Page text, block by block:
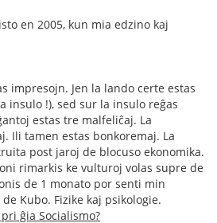
en 2005, kun mia edzino kaj
impresojn. Jen la lando certe estas
insulo !), sed sur la insulo reĝas
estas tre malfeliĉaj. La
Ili tamen estas bonkoremaj. La
post jaroj de blocuso ekonomika.
rimarkis ke vulturoj volas supre de
de 1 monato por senti min
Kubo. Fizike kaj psikologie.
ĝia Socialismo?